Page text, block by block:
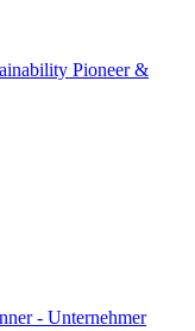
Pioneer &
- Unternehmer